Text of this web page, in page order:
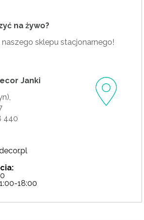
na żywo?
sklepu stacjonarnego!
Janki
440
18:00